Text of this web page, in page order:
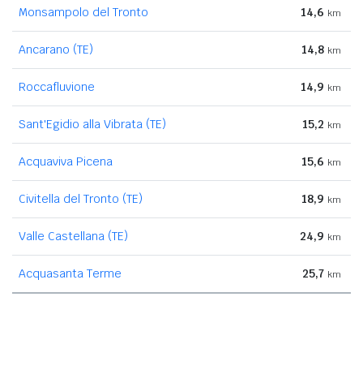
Monsampolo del Tronto 14,6 km
Ancarano (TE) 14,8 km
Roccafluvione 14,9 km
Sant'Egidio alla Vibrata (TE) 15,2 km
Acquaviva Picena 15,6 km
Civitella del Tronto (TE) 18,9 km
Valle Castellana (TE) 24,9 km
Acquasanta Terme 25,7 km